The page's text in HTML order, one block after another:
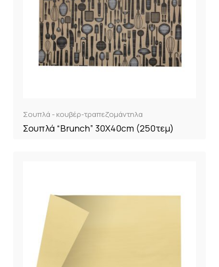
Σουπλά - κουβέρ-τραπεζομάντηλα
Σουπλά “Brunch” 30X40cm (250τεμ)